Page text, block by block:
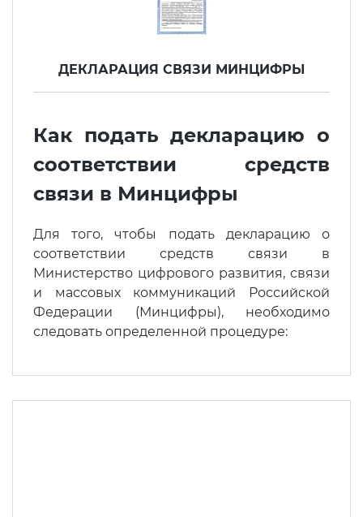
ДЕКЛАРАЦИЯ СВЯЗИ МИНЦИФРЫ
Как подать декларацию о
соответствии средств
связи в Минцифры
Для того, чтобы подать декларацию о
соответствии средств связи в
Министерство цифрового развития, связи
и массовых коммуникаций Российской
Федерации (Минцифры), необходимо
следовать определенной процедуре: